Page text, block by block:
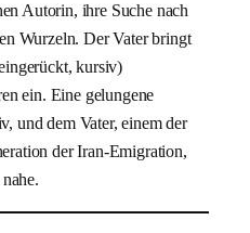
Autorin, ihre Suche nach
Wurzeln. Der Vater bringt
kursiv)
ein. Eine gelungene
und dem Vater, einem der
der Iran-Emigration,